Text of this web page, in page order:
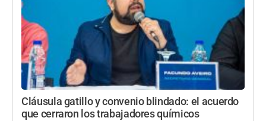
Cláusula gatillo y convenio blindado: el acuerdo
que cerraron los trabajadores químicos